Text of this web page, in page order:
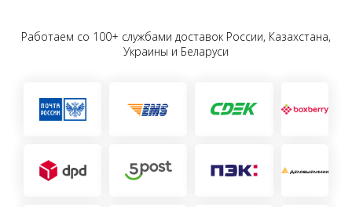
Работаем со 100+ службами доставок России, Казахстана,
Украины и Беларуси